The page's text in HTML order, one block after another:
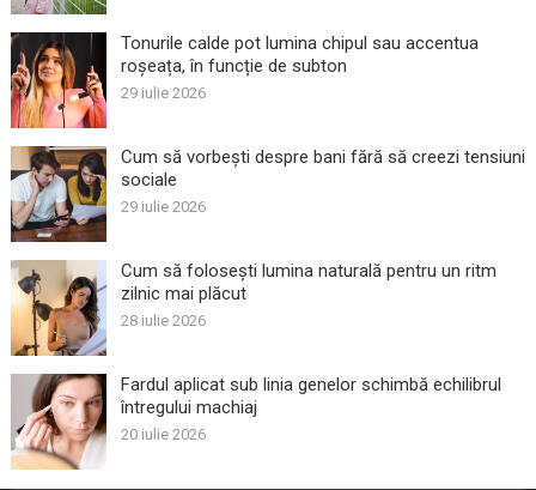
Tonurile calde pot lumina chipul sau accentua
roșeața, în funcție de subton
29 iulie 2026
Cum să vorbești despre bani fără să creezi tensiuni
sociale
29 iulie 2026
Cum să folosești lumina naturală pentru un ritm
zilnic mai plăcut
28 iulie 2026
Fardul aplicat sub linia genelor schimbă echilibrul
întregului machiaj
20 iulie 2026